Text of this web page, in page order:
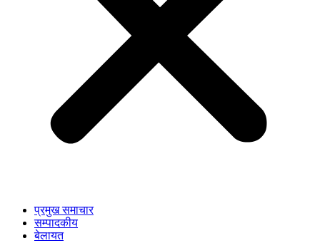
प्रमुख समाचार
सम्पादकीय
बेलायत